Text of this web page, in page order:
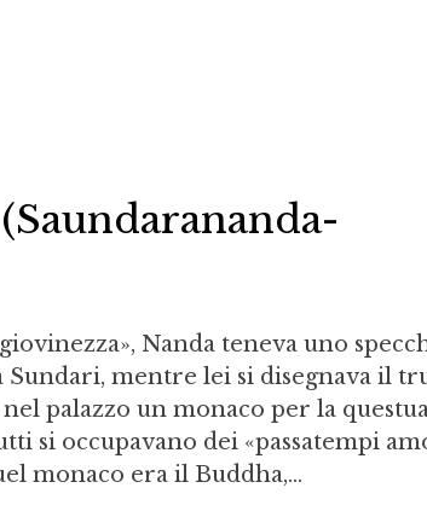
Nanda teneva uno
Sundari, mentre lei si disegnava il
palazzo un monaco per la
si occupavano dei «passatempi
monaco era il Buddha,...